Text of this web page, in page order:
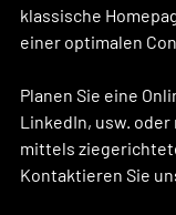
klassische
einer optimalen
Planen Sie eine
LinkedIn, usw.
mittels
Kontaktieren Sie